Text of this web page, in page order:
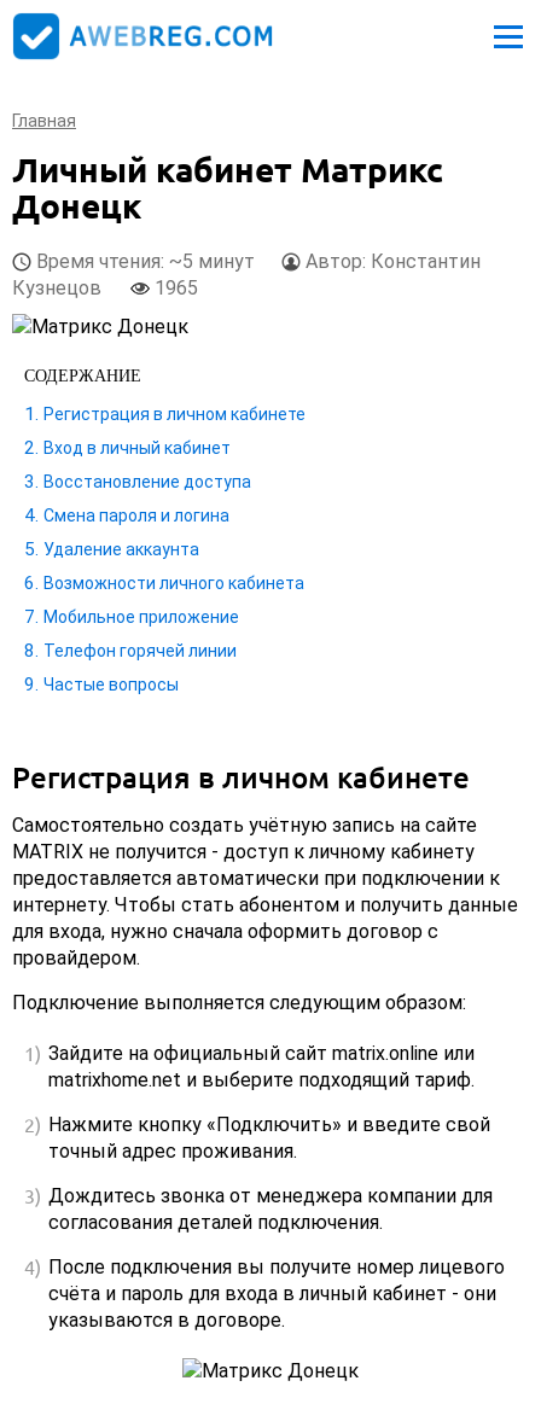
Главная
Личный кабинет Матрикс
Донецк
Время чтения: ~5 минут
Автор: Константин
Кузнецов
1965
СОДЕРЖАНИЕ
Регистрация в личном кабинете
Вход в личный кабинет
Восстановление доступа
Смена пароля и логина
Удаление аккаунта
Возможности личного кабинета
Мобильное приложение
Телефон горячей линии
Частые вопросы
Регистрация в личном кабинете
Самостоятельно создать учётную запись на сайте
MATRIX не получится - доступ к личному кабинету
предоставляется автоматически при подключении к
интернету. Чтобы стать абонентом и получить данные
для входа, нужно сначала оформить договор с
провайдером.
Подключение выполняется следующим образом:
Зайдите на официальный сайт matrix.online или
matrixhome.net и выберите подходящий тариф.
Нажмите кнопку «Подключить» и введите свой
точный адрес проживания.
Дождитесь звонка от менеджера компании для
согласования деталей подключения.
После подключения вы получите номер лицевого
счёта и пароль для входа в личный кабинет - они
указываются в договоре.